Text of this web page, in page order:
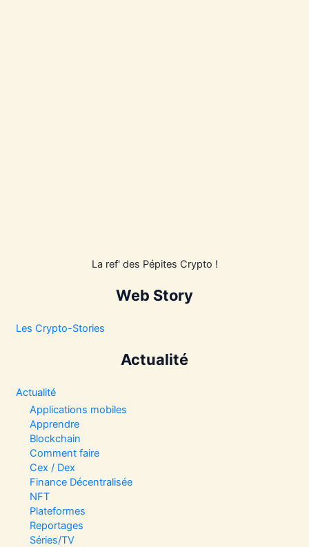
La ref' des Pépites Crypto !
Web Story
Les Crypto-Stories
Actualité
Actualité
Applications mobiles
Apprendre
Blockchain
Comment faire
Cex / Dex
Finance Décentralisée
NFT
Plateformes
Reportages
Séries/TV